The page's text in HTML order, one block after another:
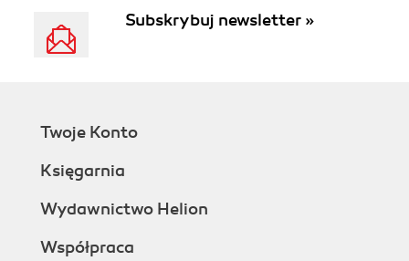
Subskrybuj newsletter »
Twoje Konto
Księgarnia
Wydawnictwo Helion
Współpraca